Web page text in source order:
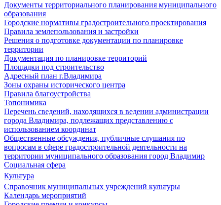
Документы территориального планирования муниципального
образования
Городские нормативы градостроительного проектирования
Правила землепользования и застройки
Решения о подготовке документации по планировке
территории
Документация по планировке территорий
Площадки под строительство
Адресный план г.Владимира
Зоны охраны исторического центра
Правила благоустройства
Топонимика
Перечень сведений, находящихся в ведении администрации
города Владимира, подлежащих представлению с
использованием координат
Общественные обсуждения, публичные слушания по
вопросам в сфере градостроительной деятельности на
территории муниципального образования город Владимир
Социальная сфера
Культура
Справочник муниципальных учреждений культуры
Календарь мероприятий